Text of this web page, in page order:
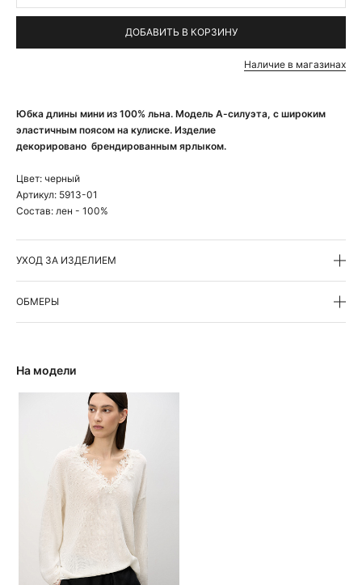
Юбка длины мини из 100% льна. Модель А-силуэта, с широким
эластичным поясом на кулиске. Изделие
декорировано брендированным ярлыком.
Цвет: черный
Артикул: 5913-01
Состав: лен - 100%
УХОД ЗА ИЗДЕЛИЕМ
ОБМЕРЫ
ДОБАВИТЬ В КОРЗИНУ
Наличие в магазинах
На модели